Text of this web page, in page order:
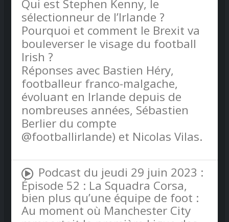
Qui est Stephen Kenny, le
sélectionneur de l’Irlande ?
Pourquoi et comment le Brexit va
bouleverser le visage du football
Irish ?
Réponses avec Bastien Héry,
footballeur franco-malgache,
évoluant en Irlande depuis de
nombreuses années, Sébastien
Berlier du compte
@footballirlande) et Nicolas Vilas.
Podcast du jeudi 29 juin 2023 :
Épisode 52 : La Squadra Corsa,
bien plus qu’une équipe de foot :
Au moment où Manchester City